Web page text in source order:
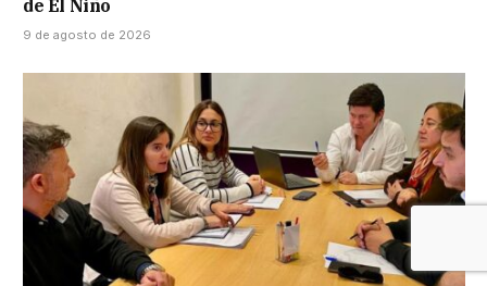
de El Niño
9 de agosto de 2026